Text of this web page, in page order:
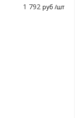
1 792руб /шт